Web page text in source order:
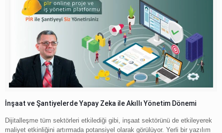
İnşaat ve Şantiyelerde Yapay Zeka ile Akıllı Yönetim Dönemi
Dijitalleşme tüm sektörleri etkilediği gibi, inşaat sektörünü de etkileyerek
maliyet etkinliğini artırmada potansiyel olarak görülüyor. Yerli bir yazılım